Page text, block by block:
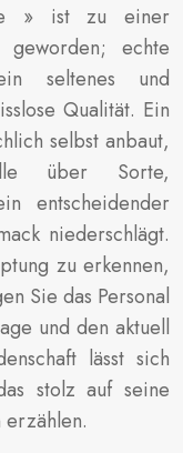
» ist zu einer
geworden; echte
seltenes und
Qualität. Ein
selbst anbaut,
über Sorte,
entscheidender
niederschlägt.
zu erkennen,
Sie das Personal
und den aktuell
lässt sich
stolz auf seine